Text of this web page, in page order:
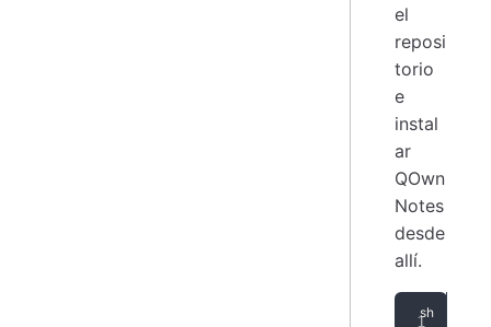
el
reposi
torio
e
instal
ar
QOwn
Notes
desde
allí.